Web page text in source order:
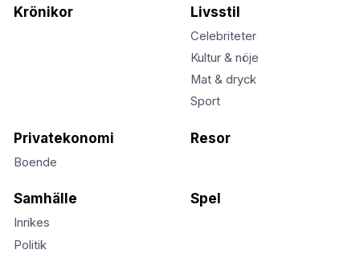
Krönikor Livsstil
Celebriteter
Kultur & nöje
Mat & dryck
Sport
Privatekonomi
Boende
Resor
Samhälle
Inrikes
Politik
Spel